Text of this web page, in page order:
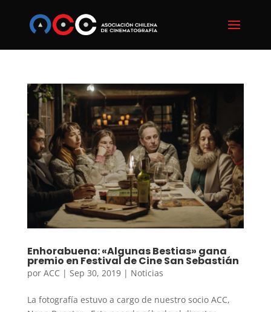
Enhorabuena: «Algunas Bestias» gana
premio en Festival de Cine San Sebastián
por ACC | Sep 30, 2019| Noticias
La fotografía estuvo a cargo de nuestro socio ACC,